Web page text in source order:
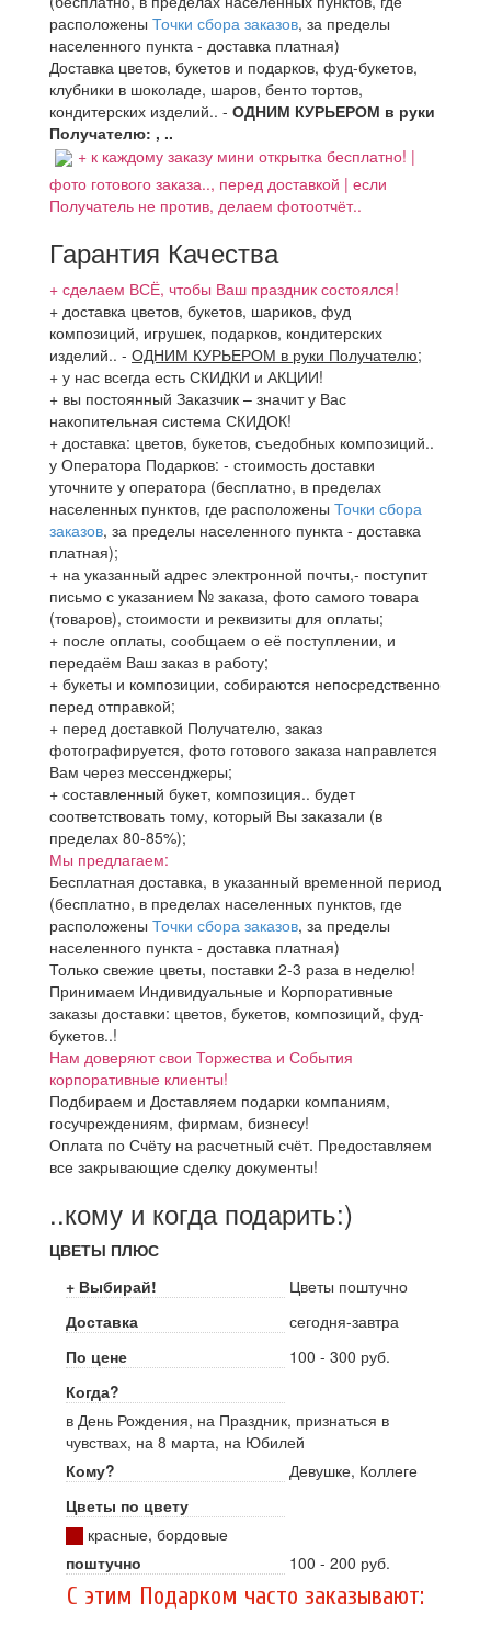
расположены Точки сбора заказов, за пределы
населенного пункта - доставка платная)
Доставка цветов, букетов и подарков, фуд-букетов,
клубники в шоколаде, шаров, бенто тортов,
кондитерских изделий.. - ОДНИМ КУРЬЕРОМ в руки
Получателю: , ..
+ к каждому заказу мини открытка бесплатно! |
фото готового заказа.., перед доставкой | если
Получатель не против, делаем фотоотчёт..
Гарантия Качества
+ сделаем ВСЁ, чтобы Ваш праздник состоялся!
+ доставка цветов, букетов, шариков, фуд
композиций, игрушек, подарков, кондитерских
изделий.. - ОДНИМ КУРЬЕРОМ в руки Получателю;
+ у нас всегда есть СКИДКИ и АКЦИИ!
+ вы постоянный Заказчик – значит у Вас
накопительная система СКИДОК!
+ доставка: цветов, букетов, съедобных композиций..
у Оператора Подарков: - стоимость доставки
уточните у оператора (бесплатно, в пределах
населенных пунктов, где расположены Точки сбора
заказов, за пределы населенного пункта - доставка
платная);
+ на указанный адрес электронной почты,- поступит
письмо с указанием № заказа, фото самого товара
(товаров), стоимости и реквизиты для оплаты;
+ после оплаты, сообщаем о её поступлении, и
передаём Ваш заказ в работу;
+ букеты и композиции, собираются непосредственно
перед отправкой;
+ перед доставкой Получателю, заказ
фотографируется, фото готового заказа направлется
Вам через мессенджеры;
+ составленный букет, композиция.. будет
соответствовать тому, который Вы заказали (в
пределах 80-85%);
Мы предлагаем:
Бесплатная доставка, в указанный временной период
(бесплатно, в пределах населенных пунктов, где
расположены Точки сбора заказов, за пределы
населенного пункта - доставка платная)
Только свежие цветы, поставки 2-3 раза в неделю!
Принимаем Индивидуальные и Корпоративные
заказы доставки: цветов, букетов, композиций, фуд-
букетов..!
Нам доверяют свои Торжества и События
корпоративные клиенты!
Подбираем и Доставляем подарки компаниям,
госучреждениям, фирмам, бизнесу!
Оплата по Счёту на расчетный счёт. Предоставляем
все закрывающие сделку документы!
..кому и когда подарить:)
ЦВЕТЫ ПЛЮС
+ Выбирай!
Цветы поштучно
Доставка
сегодня-завтра
По цене
100 - 300 руб.
Когда?
в День Рождения, на Праздник, признаться в
чувствах, на 8 марта, на Юбилей
Кому?
Девушке, Коллеге
Цветы по цвету
красные, бордовые
поштучно
100 - 200 руб.
C этим Подарком часто заказывают: